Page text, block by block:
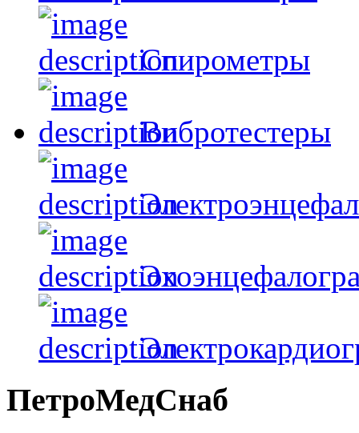
Спирометры
Вибротестеры
ПетроМедСнаб